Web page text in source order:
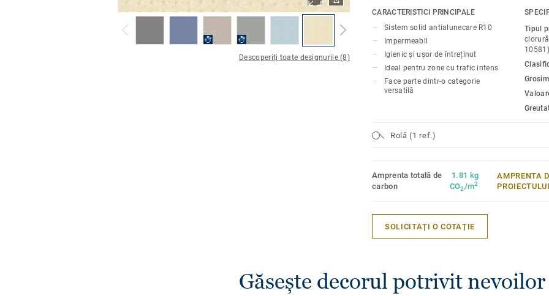
Descoperiți toate designurile (8)
suprafață solidă, antiderapantă, asigură
protecție, chiar dacă podeaua este
prezentei apei sau a săpunului. Cele 16
special pentru a se armoniza cu
ale colecției iQ Granit.
CARACTERISTICI PRINCIPALE
Sistem solid antialunecare R10
Impermeabil
Igienic și ușor de întreținut
Ideal pentru zone cu trafic intens
Face parte dintr-o categorie
versatilă
Tipul
10581)
Rolă (1 ref.)
Amprenta totală de
carbon
1.81 kg
CO2/m2
AMPRENTA
SOLICITAȚI O COTAȚIE
Găsește decorul potrivit